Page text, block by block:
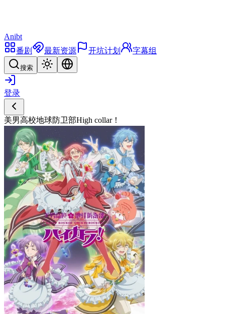
Anibt
番剧
最新资源 开坑计划 字幕组
搜索
登录
美男高校地球防卫部High collar！